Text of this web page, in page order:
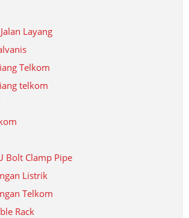
Layang
Telkom
telkom
Bolt Clamp Pipe
Listrik
Telkom
Rack